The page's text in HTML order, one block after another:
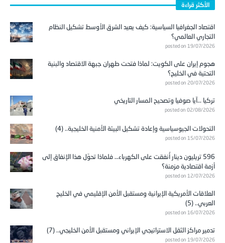
الأكثر قراءة
اقتصاد الجغرافيا السياسية: كيف يعيد الشرق الأوسط تشكيل النظام
التجاري العالمي؟
posted on 19/07/2026
هجوم إيران على الكويت: لماذا فتحت طهران جبهة الاقتصاد والبنية
التحتية في الخليج؟
posted on 20/07/2026
تركيا …آيا صوفيا وتصحيح المسار التاريخي
posted on 02/08/2026
التحولات الجيوسياسية وإعادة تشكيل البيئة الأمنية الخليجية.. (4)
posted on 15/07/2026
596 تريليون دينار أُنفقت على الكهرباء… فلماذا تحوّل هذا الإنفاق إلى
أزمة اقتصادية مزمنة؟
posted on 12/07/2026
العلاقات الأمريكية الإيرانية ومستقبل الأمن الإقليمي في الخليج
العربي.. (5)
posted on 16/07/2026
تدمير مراكز الثقل الاستراتيجي الإيراني ومستقبل الأمن الخليجي.. (7)
posted on 19/07/2026